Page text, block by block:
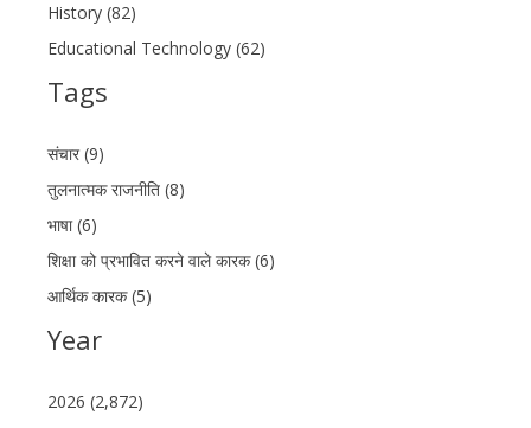
History (82)
Educational Technology (62)
Tags
संचार (9)
तुलनात्मक राजनीति (8)
भाषा (6)
शिक्षा को प्रभावित करने वाले कारक (6)
आर्थिक कारक (5)
Year
2026 (2,872)